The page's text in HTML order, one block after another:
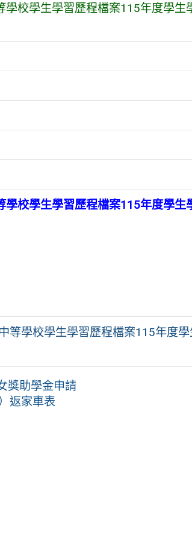
校學生學習歷程檔案115年度學生
校學生學習歷程檔案115年度學生
等學校學生學習歷程檔案115年度
獎助學金申請
返家車表